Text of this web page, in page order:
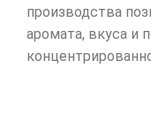
производства
аромата, вкуса и